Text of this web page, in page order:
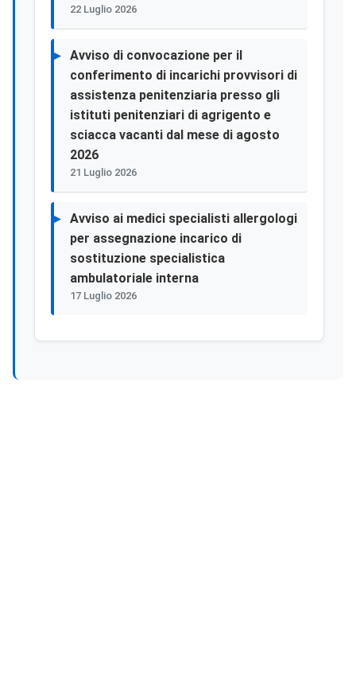
22 Luglio 2026
Avviso di convocazione per il
conferimento di incarichi provvisori di
assistenza penitenziaria presso gli
istituti penitenziari di agrigento e
sciacca vacanti dal mese di agosto
2026
21 Luglio 2026
Avviso ai medici specialisti allergologi
per assegnazione incarico di
sostituzione specialistica
ambulatoriale interna
17 Luglio 2026